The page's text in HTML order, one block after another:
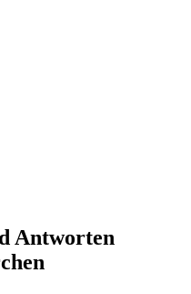
Antworten